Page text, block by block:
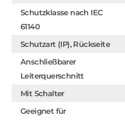
Schutzklasse nach IEC
61140
Schutzart (IP), Rückseite
Anschließbarer
Leiterquerschnitt
Mit Schalter
Geeignet für